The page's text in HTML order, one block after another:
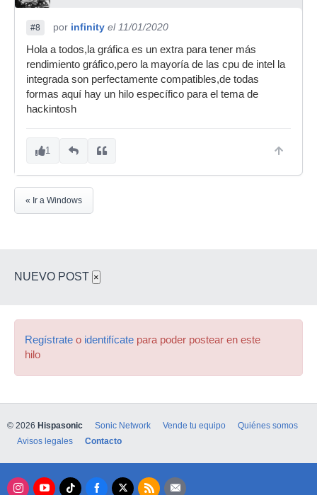
#8 por infinity el 11/01/2020
Hola a todos,la gráfica es un extra para tener más
rendimiento gráfico,pero la mayoría de las cpu de intel la
integrada son perfectamente compatibles,de todas
formas aquí hay un hilo específico para el tema de
hackintosh
1
« Ir a Windows
NUEVO POST ×
Regístrate o identifícate para poder postear en este
hilo
© 2026 Hispasonic Sonic Network Vende tu equipo
Quiénes somos
Avisos legales
Contacto